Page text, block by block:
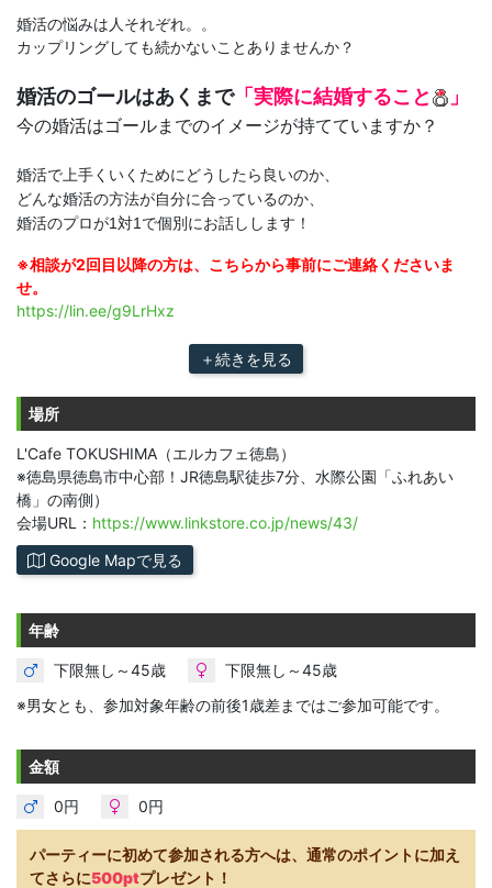
場所
L'Cafe TOKUSHIMA（エルカフェ徳島）
※徳島県徳島市中心部！JR徳島駅徒歩7分、水際公園「ふれあい
橋」の南側）
会場URL： https://www.linkstore.co.jp/news/43/
Google Mapで見る
年齢
下限無し～45歳
下限無し～45歳
※男女とも、参加対象年齢の前後1歳差まではご参加可能です。
金額
0円 0円
パーティーに初めて参加される方へは、通常のポイントに加え
てさらに500ptプレゼント！
婚活の悩みは人それぞれ。。
カップリングしても続かないことありませんか？
婚活のゴールはあくまで「実際に結婚すること 」
今の婚活はゴールまでのイメージが持てていますか？
婚活で上手くいくためにどうしたら良いのか、
どんな婚活の方法が自分に合っているのか、
婚活のプロが1対1で個別にお話しします！
※相談が2回目以降の方は、こちらから事前にご連絡くださいま
せ。
https://lin.ee/g9LrHxz
＋続きを見る